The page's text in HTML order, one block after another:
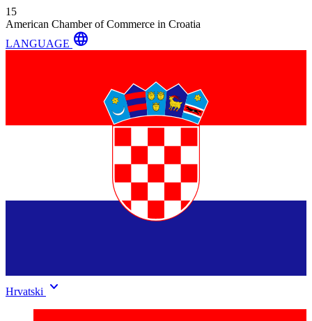
15
American Chamber of Commerce in Croatia
LANGUAGE language
Hrvatski keyboard_arrow_down